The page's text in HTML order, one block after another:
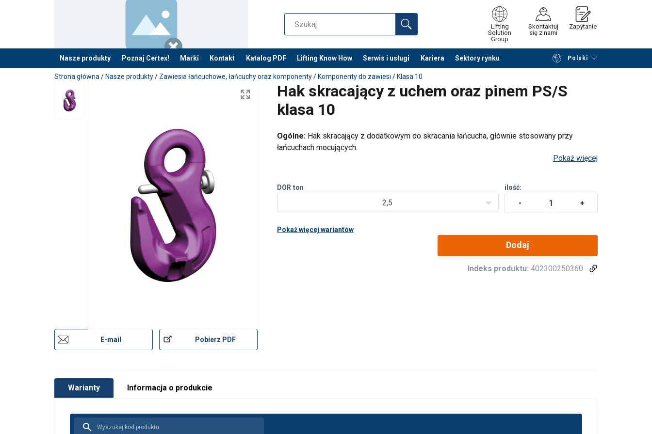
Lifting
Solution
Group
Skontaktuj
się z nami
Zapytanie
Nasze produkty Poznaj Certex! Marki Kontakt Katalog PDF Lifting Know How Serwis i usługi Kariera Sektory rynku Polski
Dodano do zapytania Przeglądaj katalog Podsumowanie
Strona główna / Nasze produkty/ Zawiesia łańcuchowe, łańcuchy oraz komponenty/ Komponenty do zawiesi / Klasa 10
Hak skracający z uchem oraz pinem PS/S
klasa 10
E-mail Pobierz PDF
Ogólne: Hak skracający z dodatkowym do skracania łańcucha, głównie stosowany przy
łańcuchach mocujących.
Pokaż więcej
DOR ton
2,5
ilość:
Pokaż więcej wariantów
Dodaj
Indeks produktu: 402300250360
Warianty Informacja o produkcie
Współczynnik bezpieczeństwa: